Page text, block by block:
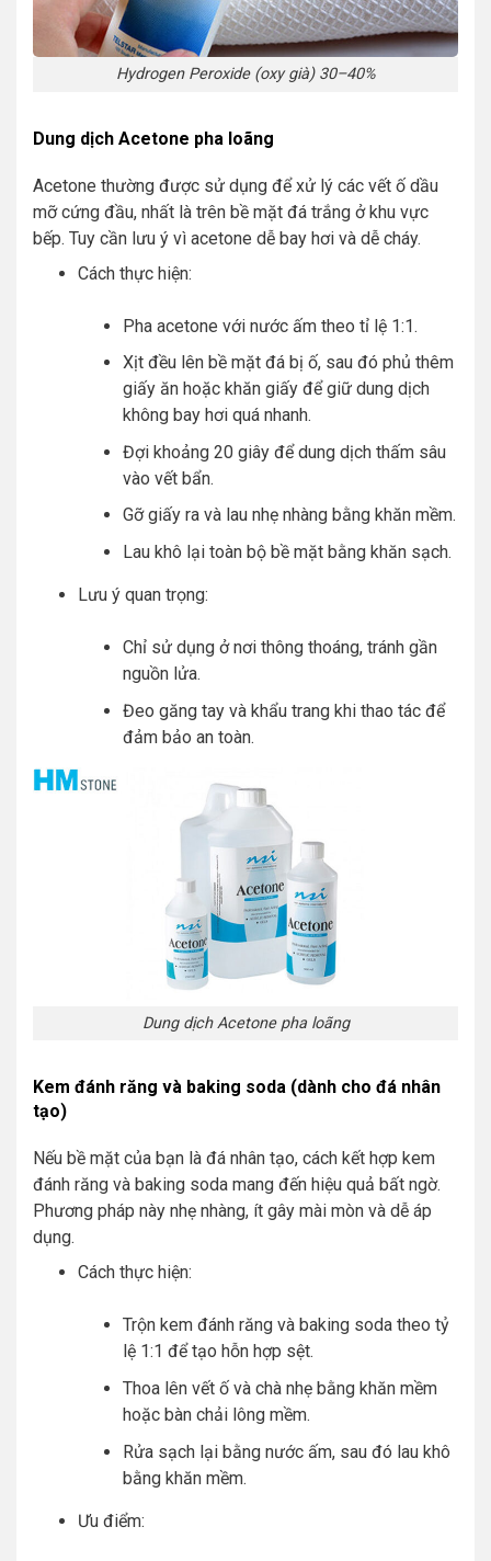
Hydrogen Peroxide (oxy già) 30–40%
Dung dịch Acetone pha loãng
Acetone thường được sử dụng để xử lý các vết ố dầu
mỡ cứng đầu, nhất là trên bề mặt đá trắng ở khu vực
bếp. Tuy cần lưu ý vì acetone dễ bay hơi và dễ cháy.
Cách thực hiện:
Pha acetone với nước ấm theo tỉ lệ 1:1.
Xịt đều lên bề mặt đá bị ố, sau đó phủ thêm
giấy ăn hoặc khăn giấy để giữ dung dịch
không bay hơi quá nhanh.
Đợi khoảng 20 giây để dung dịch thấm sâu
vào vết bẩn.
Gỡ giấy ra và lau nhẹ nhàng bằng khăn mềm.
Lau khô lại toàn bộ bề mặt bằng khăn sạch.
Lưu ý quan trọng:
Chỉ sử dụng ở nơi thông thoáng, tránh gần
nguồn lửa.
Đeo găng tay và khẩu trang khi thao tác để
đảm bảo an toàn.
Dung dịch Acetone pha loãng
Kem đánh răng và baking soda (dành cho đá nhân
tạo)
Nếu bề mặt của bạn là đá nhân tạo, cách kết hợp kem
đánh răng và baking soda mang đến hiệu quả bất ngờ.
Phương pháp này nhẹ nhàng, ít gây mài mòn và dễ áp
dụng.
Cách thực hiện:
Trộn kem đánh răng và baking soda theo tỷ
lệ 1:1 để tạo hỗn hợp sệt.
Thoa lên vết ố và chà nhẹ bằng khăn mềm
hoặc bàn chải lông mềm.
Rửa sạch lại bằng nước ấm, sau đó lau khô
bằng khăn mềm.
Ưu điểm: